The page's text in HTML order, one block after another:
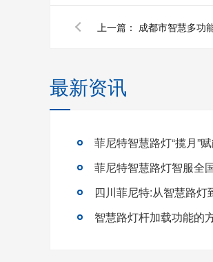
上一篇：
最新资讯
菲尼特智慧路灯智服全
四川菲尼特:从智慧路
智慧路灯杆加载功能的